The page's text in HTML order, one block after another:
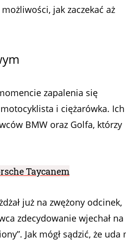
jak zaczekać aż
zapalenia się
i ciężarówka. Ich
BMW oraz Golfa, którzy
Taycanem
już na zwężony odcinek,
zdecydowanie wjechał na
Jak mógł sądzić, że uda